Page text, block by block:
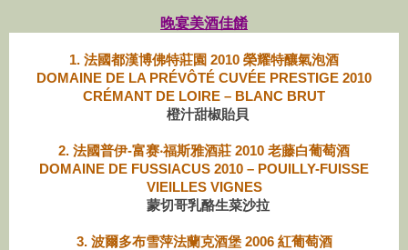
晚宴美酒佳餚
1. 法國都漢博佛特莊園 2010 榮耀特釀氣泡酒
DOMAINE DE LA PRÉVÔTÉ CUVÉE PRESTIGE 2010
CRÉMANT DE LOIRE – BLANC BRUT
橙汁甜椒貽貝
2. 法國普伊-富赛‧福斯雅酒莊 2010 老藤白葡萄酒
DOMAINE DE FUSSIACUS 2010 – POUILLY-FUISSE
VIEILLES VIGNES
蒙切哥乳酪生菜沙拉
3. 波爾多布雪萍法蘭克酒堡 2006 紅葡萄酒